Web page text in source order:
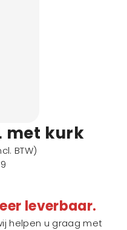
met kurk
BTW)
leverbaar.
helpen u graag met